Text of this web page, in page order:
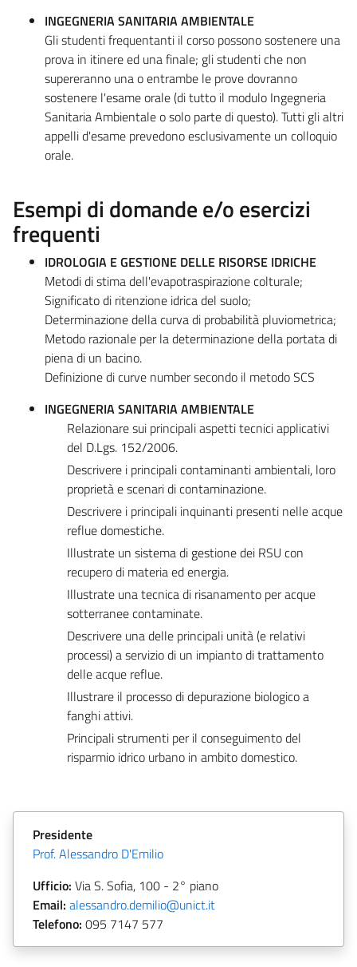
INGEGNERIA SANITARIA AMBIENTALE
Gli studenti frequentanti il corso possono sostenere una
prova in itinere ed una finale; gli studenti che non
supereranno una o entrambe le prove dovranno
sostenere l'esame orale (di tutto il modulo Ingegneria
Sanitaria Ambientale o solo parte di questo). Tutti gli altri
appelli d'esame prevedono esclusivamente un colloquio
orale.
Esempi di domande e/o esercizi
frequenti
IDROLOGIA E GESTIONE DELLE RISORSE IDRICHE
Metodi di stima dell'evapotraspirazione colturale;
Significato di ritenzione idrica del suolo;
Determinazione della curva di probabilità pluviometrica;
Metodo razionale per la determinazione della portata di
piena di un bacino.
Definizione di curve number secondo il metodo SCS
INGEGNERIA SANITARIA AMBIENTALE
Relazionare sui principali aspetti tecnici applicativi
del D.Lgs. 152/2006.
Descrivere i principali contaminanti ambientali, loro
proprietà e scenari di contaminazione.
Descrivere i principali inquinanti presenti nelle acque
reflue domestiche.
Illustrate un sistema di gestione dei RSU con
recupero di materia ed energia.
Illustrate una tecnica di risanamento per acque
sotterranee contaminate.
Descrivere una delle principali unità (e relativi
processi) a servizio di un impianto di trattamento
delle acque reflue.
Illustrare il processo di depurazione biologico a
fanghi attivi.
Principali strumenti per il conseguimento del
risparmio idrico urbano in ambito domestico.
Presidente
Prof. Alessandro D'Emilio
Ufficio: Via S. Sofia, 100 - 2° piano
Email: alessandro.demilio@unict.it
Telefono: 095 7147 577